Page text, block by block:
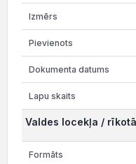
Valdes locekļa /